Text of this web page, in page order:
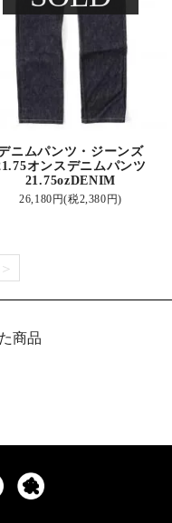
ニムパンツ・ジーンズ
オンスデニムパンツ
21.75ozDENIM
26,180円(税2,380円)
＞
商品